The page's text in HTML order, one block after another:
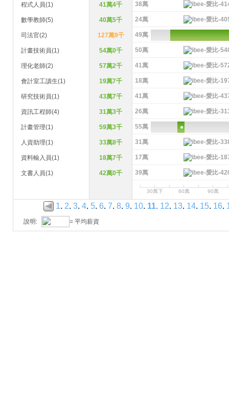
程式人員(1) 41萬4千 38萬
數學教師(5) 40萬5千 24萬
司法官(2) 127萬9千 49萬
計畫技術員(1) 54萬0千 50萬
理化老師(2) 57萬2千 41萬
會計室工讀生(1) 19萬7千 18萬
研究技術員(1) 43萬7千 41萬
資訊工程師(4) 31萬3千 26萬
計畫管理(1) 59萬3千 55萬
人資助理(1) 33萬8千 31萬
資料輸入員(1) 18萬7千 17萬
文書人員(1) 42萬0千 39萬
30萬下 60萬 90萬
1. 2. 3. 4. 5. 6. 7. 8. 9. 10. 11. 12. 13. 14. 15. 16.
說明: = 平均薪資